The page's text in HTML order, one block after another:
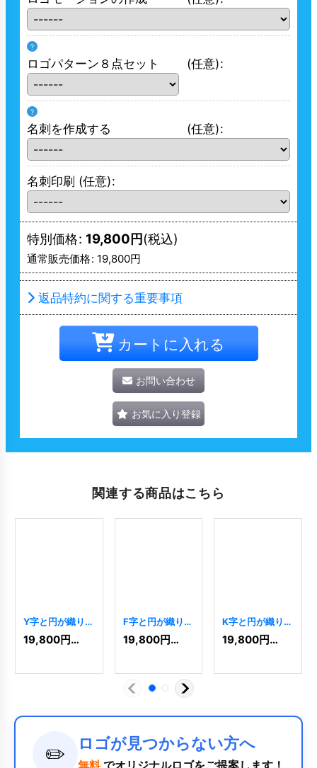
?
ロゴパターン８点セット (任意):
?
名刺を作成する (任意):
名刺印刷 (任意):
特別価格: 19,800円(税込)
通常販売価格: 19,800円
返品特約に関する重要事項
カートに入れる
お問い合わせ
お気に入り登録
関連する商品はこちら
Y字と円が織りな
す洗練されたゴ
ールドロゴ
19,800円(税込)
F字と円が織りな
す洗練されたロ
ゴ [11105]
19,800円(税込)
K字と円が織りな
す洗練されたロ
ゴ [11091 ]
19,800円(税込)
✏️ ロゴが見つからない方へ
無料 でオリジナルロゴをご提案します！